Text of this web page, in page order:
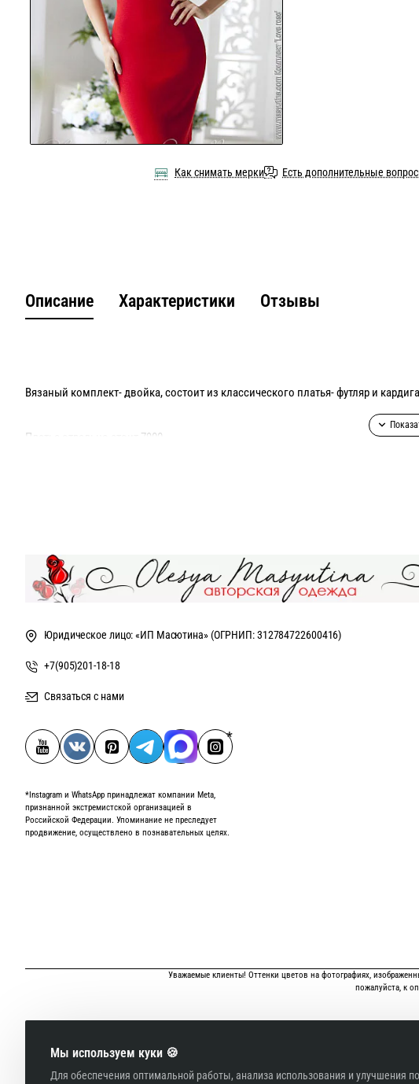
Мы используем куки 🍪
Для обеспечения оптимальной работы, анализа использования и улучшения
Как снимать мерки Есть дополнительные
Описание Характеристики Отзывы
Вязаный комплект- двойка, состоит из классического платья- футляр и
Платье отдельно стоит 7900
Цвет кардигана может быть любой на ваш вкус, платье и аппликация на
Юридическое лицо: «ИП Масютина» (ОГРНИП: 312784722600416)
+7(905)201-18-18
Связаться с нами
*Instagram и WhatsApp принадлежат компании Meta,
признанной экстремистской организацией в
Российской Федерации. Упоминание не преследует
продвижение, осуществлено в познавательных целях.
Уважаемые клиенты! Оттенки цветов на фотографиях,
пожалуйста, к